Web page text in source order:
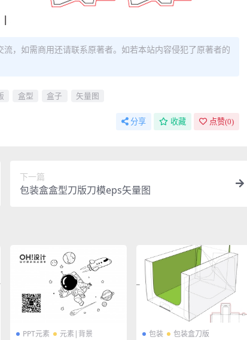
，如需商用还请联系原著者。如若本站内容侵犯了原著者的
盒型 盒子 矢量图
分享 收藏 点赞(0)
下一篇
包装盒盒型刀版刀模eps矢量图
PPT元素 元素|背景 包装 包装盒刀版